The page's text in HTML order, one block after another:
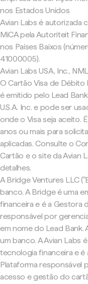
nos Estados Unidos
Avian Labs é autorizada
MiCA pela Autoriteit
nos Países Baixos
41000005).
Avian Labs USA, Inc.,
O Cartão Visa de Débito
é emitido pelo Lead
U.S.A. Inc. e pode ser
onde o Visa seja aceito.
anos ou mais para
aplicadas. Consulte o
Cartão e o site da Avian
detalhes.
A Bridge Ventures LLC
banco. A Bridge é uma
financeira e é a Gestora
responsável por
em nome do Lead Bank.
um banco. A Avian Labs
tecnologia financeira e é
Plataforma responsável
acesso e gestão do